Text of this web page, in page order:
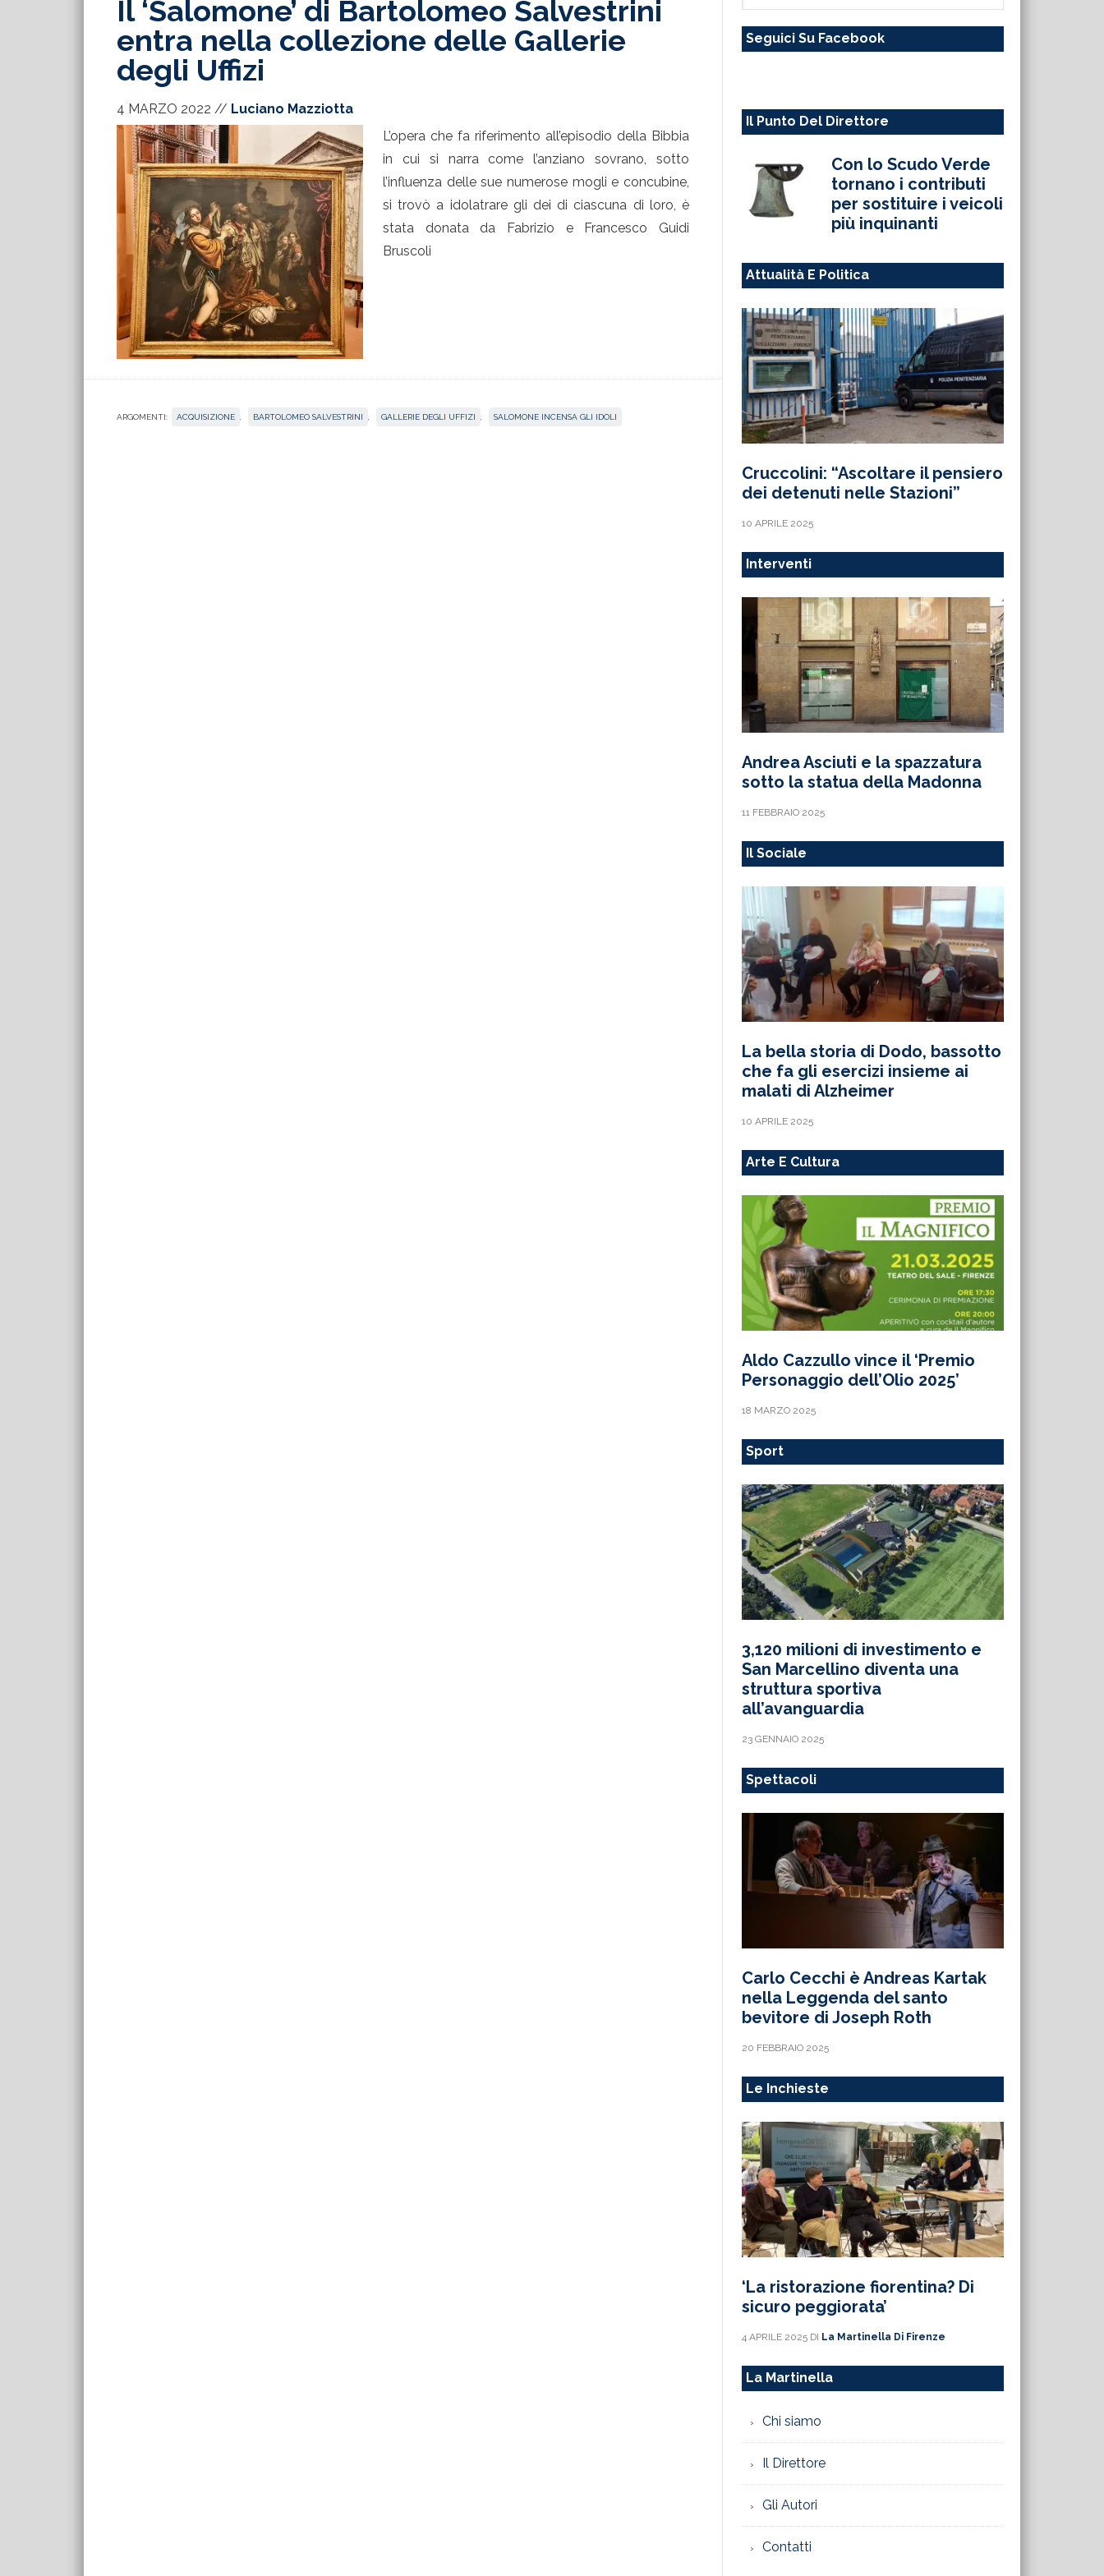
Il ‘Salomone’ di Bartolomeo Salvestrini
entra nella collezione delle Gallerie
degli Uffizi
4 MARZO 2022 // Luciano Mazziotta
L’opera che fa riferimento all’episodio della Bibbia
in cui si narra come l’anziano sovrano, sotto
l’influenza delle sue numerose mogli e concubine,
si trovò a idolatrare gli dei di ciascuna di loro, è
stata donata da Fabrizio e Francesco Guidi
Bruscoli
ARGOMENTI: ACQUISIZIONE BARTOLOMEO SALVESTRINI GALLERIE DEGLI UFFIZI SALOMONE INCENSA GLI IDOLI
sito
Seguici Su Facebook
Il Punto Del Direttore
Con lo Scudo Verde
tornano i contributi
per sostituire i veicoli
più inquinanti
Attualità E Politica
Cruccolini: “Ascoltare il pensiero
dei detenuti nelle Stazioni”
10 APRILE 2025
Interventi
Andrea Asciuti e la spazzatura
sotto la statua della Madonna
11 FEBBRAIO 2025
Il Sociale
La bella storia di Dodo, bassotto
che fa gli esercizi insieme ai
malati di Alzheimer
10 APRILE 2025
Arte E Cultura
Aldo Cazzullo vince il ‘Premio
Personaggio dell’Olio 2025’
18 MARZO 2025
Sport
3,120 milioni di investimento e
San Marcellino diventa una
struttura sportiva
all’avanguardia
23 GENNAIO 2025
Spettacoli
Carlo Cecchi è Andreas Kartak
nella Leggenda del santo
bevitore di Joseph Roth
20 FEBBRAIO 2025
Le Inchieste
‘La ristorazione fiorentina? Di
sicuro peggiorata’
4 APRILE 2025 DI La Martinella Di Firenze
La Martinella
Chi siamo
Il Direttore
Gli Autori
Contatti